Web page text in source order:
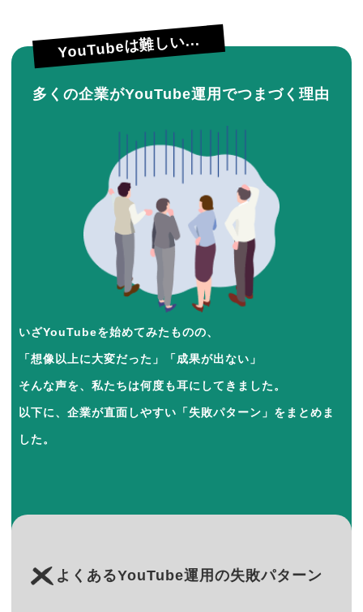
YouTubeは難しい...
多くの企業がYouTube運用でつまづく理由
いざYouTubeを始めてみたものの、
「想像以上に大変だった」「成果が出ない」
そんな声を、私たちは何度も耳にしてきました。
以下に、企業が直面しやすい「失敗パターン」をまとめま
した。
よくあるYouTube運用の失敗パターン